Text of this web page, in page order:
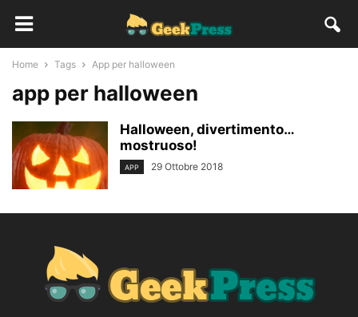
Home Tags App per halloween
app per halloween
Halloween, divertimento…
mostruoso!
APP 29 Ottobre 2018